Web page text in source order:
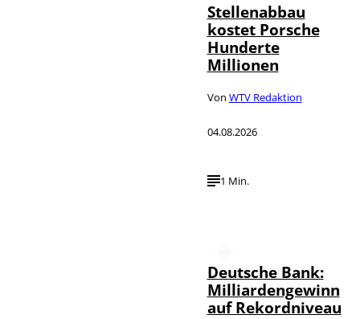
Stellenabbau
kostet Porsche
Hunderte
Millionen
Von WTV Redaktion
04.08.2026
1 Min.
Deutsche Bank:
Milliardengewinn
auf Rekordniveau